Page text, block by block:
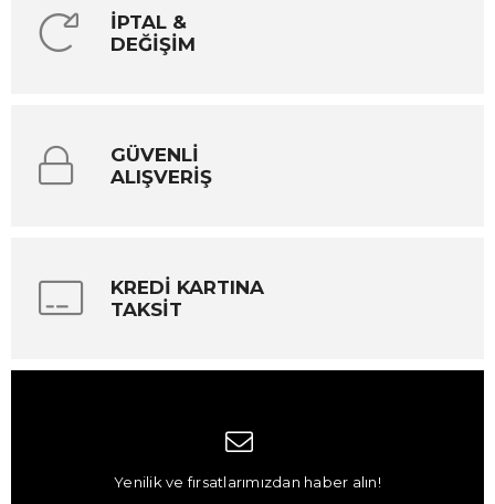
İPTAL &
DEĞİŞİM
GÜVENLİ
ALIŞVERİŞ
KREDİ KARTINA
TAKSİT
Yenilik ve fırsatlarımızdan haber alın!